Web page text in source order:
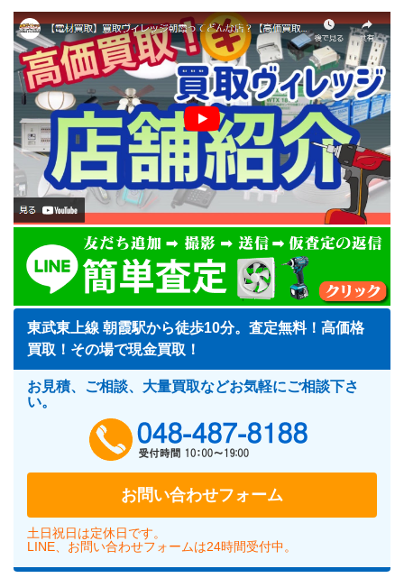
東武東上線 朝霞駅から徒歩10分。査定無料！高価格
買取！その場で現金買取！
お見積、ご相談、大量買取などお気軽にご相談下さ
い。
お問い合わせフォーム
土日祝日は定休日です。
LINE、お問い合わせフォームは24時間受付中。